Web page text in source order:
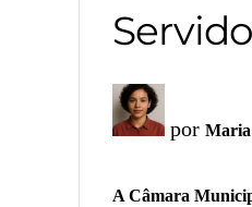
por Maria
A Câmara